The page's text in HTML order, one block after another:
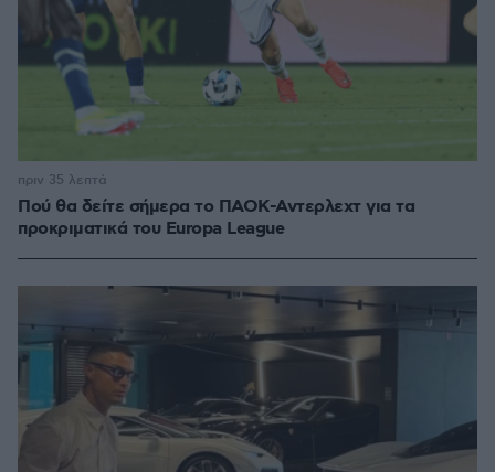
Πού θα δείτε σήμερα το ΠΑΟΚ-Αντερλεχτ για τα
προκριματικά του Europa League
πριν 35 λεπτά